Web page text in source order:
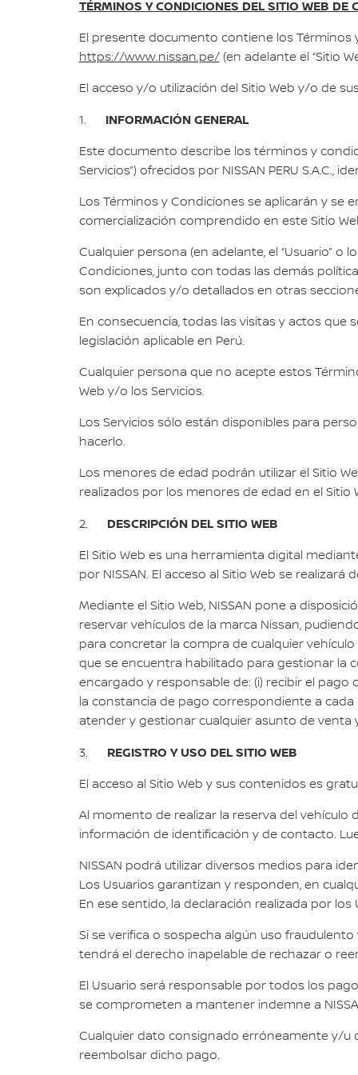
TÉRMINOS Y CONDICIONES DEL SITIO WEB DE
El presente documento contiene los Términos
https://www.nissan.pe/(en adelante el “Sitio
El acceso y/o utilización del Sitio Web y/o de
1. INFORMACIÓN GENERAL
Este documento describe los términos y
Servicios”) ofrecidos por NISSAN PERU S.A.C.,
Los Términos y Condiciones se aplicarán y
comercialización comprendido en este Sitio
Cualquier persona (en adelante, el “Usuario” o
Condiciones, junto con todas las demás
son explicados y/o detallados en otras
En consecuencia, todas las visitas y actos que
legislación aplicable en Perú.
Cualquier persona que no acepte estos
Web y/o los Servicios.
Los Servicios sólo están disponibles para
hacerlo.
Los menores de edad podrán utilizar el Sitio
realizados por los menores de edad en el Sitio
2. DESCRIPCIÓN DEL SITIO WEB
El Sitio Web es una herramienta digital
por NISSAN. El acceso al Sitio Web se
Mediante el Sitio Web, NISSAN pone a
reservar vehículos de la marca Nissan,
para concretar la compra de cualquier
que se encuentra habilitado para gestionar la
encargado y responsable de: (i) recibir el pago
la constancia de pago correspondiente a cada
atender y gestionar cualquier asunto de venta
3. REGISTRO Y USO DEL SITIO WEB
El acceso al Sitio Web y sus contenidos es
Al momento de realizar la reserva del
información de identificación y de contacto.
NISSAN podrá utilizar diversos medios para
Los Usuarios garantizan y responden, en
En ese sentido, la declaración realizada por
Si se verifica o sospecha algún uso
tendrá el derecho inapelable de rechazar o
El Usuario será responsable por todos los
se comprometen a mantener indemne a
Cualquier dato consignado erróneamente y/u
reembolsar dicho pago.